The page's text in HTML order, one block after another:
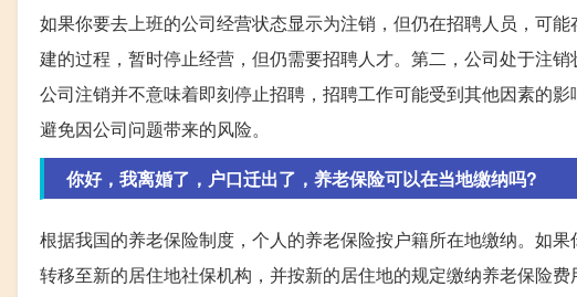
如果你要去上班的公司经营状态显示为注销，但仍在招聘人员，可
建的过程，暂时停止经营，但仍需要招聘人才。第二，公司处于注
公司注销并不意味着即刻停止招聘，招聘工作可能受到其他因素的
避免因公司问题带来的风险。
你好，我离婚了，户口迁出了，养老保险可以在当地缴纳吗?
根据我国的养老保险制度，个人的养老保险按户籍所在地缴纳。如
转移至新的居住地社保机构，并按新的居住地的规定缴纳养老保险